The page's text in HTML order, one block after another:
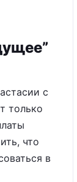
с
только
что
в